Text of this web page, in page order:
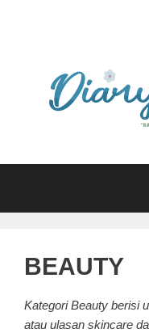
BEAUTY
Kategori Beauty berisi
atau ulasan skincare